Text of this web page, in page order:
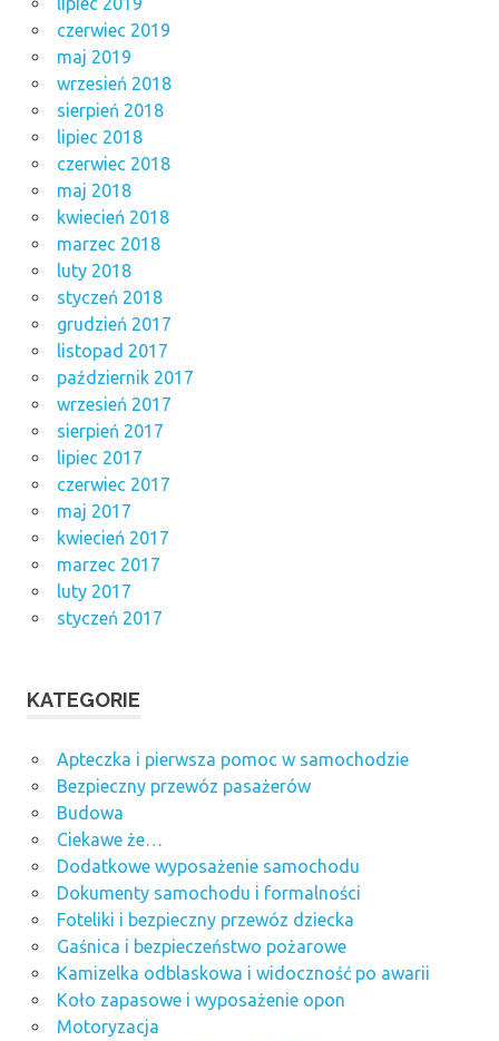
czerwiec 2019
maj 2019
wrzesień 2018
sierpień 2018
lipiec 2018
czerwiec 2018
maj 2018
kwiecień 2018
marzec 2018
luty 2018
styczeń 2018
grudzień 2017
listopad 2017
październik 2017
wrzesień 2017
sierpień 2017
lipiec 2017
czerwiec 2017
maj 2017
kwiecień 2017
marzec 2017
luty 2017
styczeń 2017
KATEGORIE
Apteczka i pierwsza pomoc w samochodzie
Bezpieczny przewóz pasażerów
Budowa
Ciekawe że…
Dodatkowe wyposażenie samochodu
Dokumenty samochodu i formalności
Foteliki i bezpieczny przewóz dziecka
Gaśnica i bezpieczeństwo pożarowe
Kamizelka odblaskowa i widoczność po awarii
Koło zapasowe i wyposażenie opon
Motoryzacja